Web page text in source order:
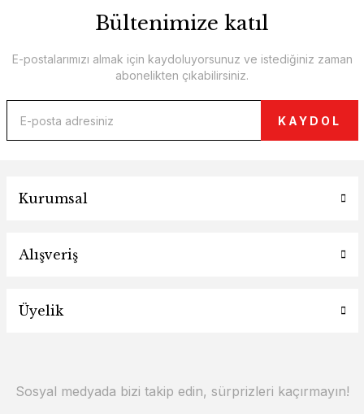
Bültenimize katıl
E-postalarımızı almak için kaydoluyorsunuz ve istediğiniz zaman
abonelikten çıkabilirsiniz.
KAYDOL
Kurumsal
Alışveriş
Üyelik
Sosyal medyada bizi takip edin, sürprizleri kaçırmayın!